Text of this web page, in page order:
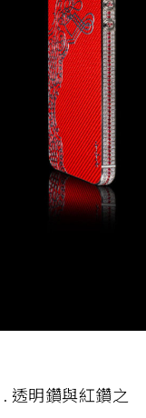
透明鑽與紅鑽之